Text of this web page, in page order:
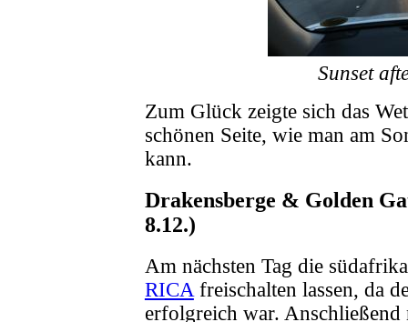
Sunset
Zum Glück zeigte sich das
schönen Seite, wie man am
kann.
Drakensberge & Golden
8.12.)
Am nächsten Tag die
RICA freischalten lassen, da
erfolgreich war. Anschließend